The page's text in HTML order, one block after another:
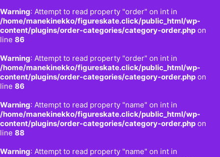
Warning: Attempt to read property "order" on int in
/home/manekinekko/figureskate.click/public_html/wp-
content/plugins/order-categories/category-order.php on
line 86
Warning: Attempt to read property "order" on int in
/home/manekinekko/figureskate.click/public_html/wp-
content/plugins/order-categories/category-order.php on
line 86
Warning: Attempt to read property "name" on int in
/home/manekinekko/figureskate.click/public_html/wp-
content/plugins/order-categories/category-order.php on
line 88
Warning: Attempt to read property "name" on int in